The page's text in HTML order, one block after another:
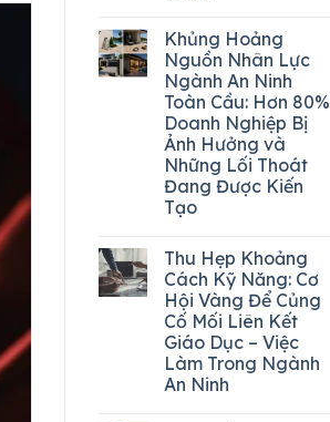
Khủng Hoảng
Nguồn Nhân Lực
Ngành An Ninh
Toàn Cầu: Hơn 80%
Doanh Nghiệp Bị
Ảnh Hưởng và
Những Lối Thoát
Đang Được Kiến
Tạo
Thu Hẹp Khoảng
Cách Kỹ Năng: Cơ
Hội Vàng Để Củng
Cố Mối Liên Kết
Giáo Dục – Việc
Làm Trong Ngành
An Ninh